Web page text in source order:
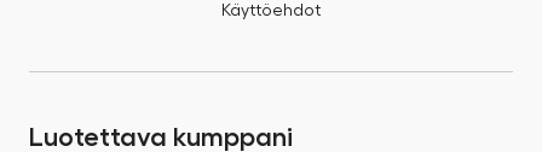
Käyttöehdot
Luotettava kumppani